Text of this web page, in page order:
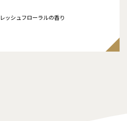
ッシュフローラルの香り